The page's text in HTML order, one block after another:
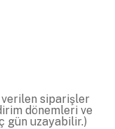
verilen siparişler
dönemleri ve
gün uzayabilir.)